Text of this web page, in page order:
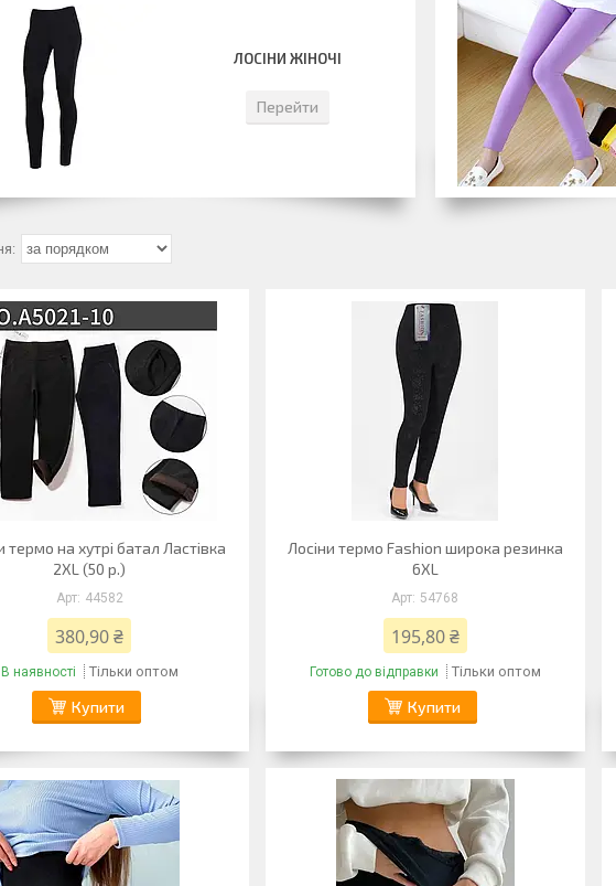
ЛОСІНИ ЖІНОЧІ
Перейти
термо на хутрі батал Ластівка
2XL (50 р.)
44582
380,90 ₴
В наявності Тільки оптом
Купити
Лосіни термо Fashion широка резинка
6XL
54768
195,80 ₴
Готово до відправки Тільки оптом
Купити